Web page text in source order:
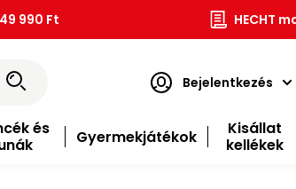
990 Ft HECHT
Bejelentkezés
és
Gyermekjátékok
Kisállat
kellékek